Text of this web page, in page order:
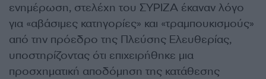
ενημέρωση, στελέχη του ΣΥΡΙΖΑ έκαναν λόγο
για «αβάσιμες κατηγορίες» και «τραμπουκισμούς»
από την πρόεδρο της Πλεύσης Ελευθερίας,
υποστηρίζοντας ότι επιχειρήθηκε μια
προσχηματική αποδόμηση της κατάθεσης